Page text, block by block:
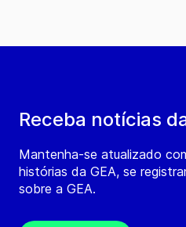
Receba notícias
Mantenha-se atualizado
histórias da GEA, se
sobre a GEA.